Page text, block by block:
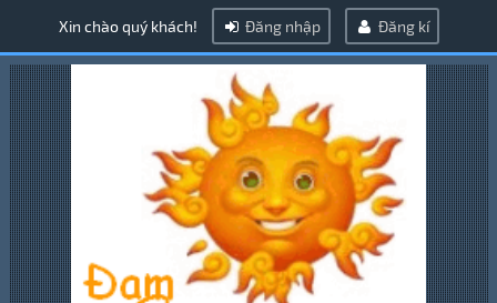
Xin chào quý khách! Đăng nhập Đăng kí